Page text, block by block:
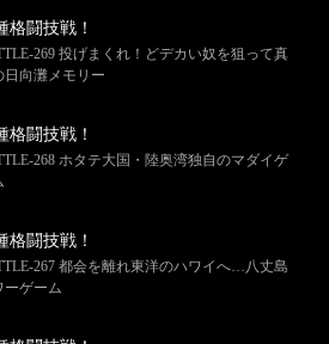
格闘技戦！
269 投げまくれ！どデカい奴を狙って真
日向灘メモリー
格闘技戦！
268 ホタテ大国・陸奥湾独自のマダイゲ
格闘技戦！
267 都会を離れ東洋のハワイへ…八丈島
ーゲーム